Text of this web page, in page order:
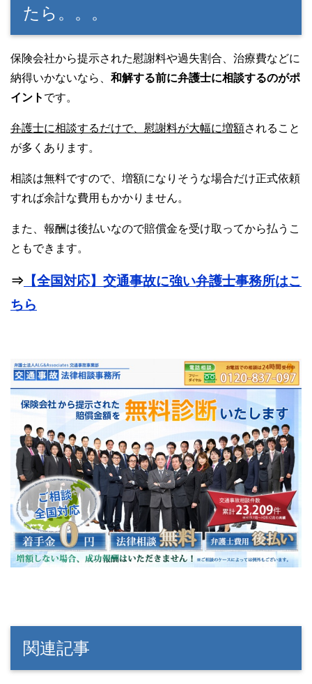
たら。。。
保険会社から提示された慰謝料や過失割合、治療費などに
納得いかないなら、 和解する前に弁護士に相談するのがポ
イント です。
弁護士に相談するだけで、慰謝料が大幅に増額されること
が多くあります。
相談は無料ですので、増額になりそうな場合だけ正式依頼
すれば余計な費用もかかりません。
また、報酬は後払いなので賠償金を受け取ってから払うこ
ともできます。
⇒ 【全国対応】交通事故に強い弁護士事務所はこ
ちら
関連記事